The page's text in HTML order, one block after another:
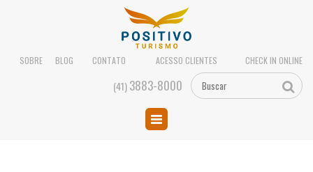
SOBRE BLOG CONTATO ACESSO CLIENTES CHECK IN ONLINE
(41)3883-8000